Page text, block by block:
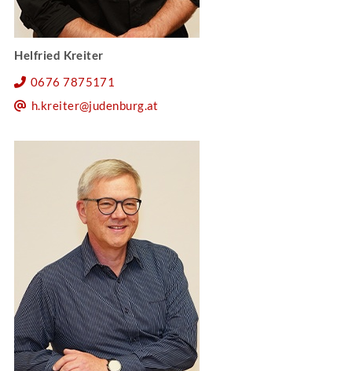
Helfried Kreiter
0676 7875171
h.kreiter@judenburg.at